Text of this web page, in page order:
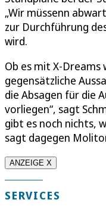
„Wir müssenn
zur Durchführung
wird.
Ob es mit X-
gegensätzliche
die Absagen für die
vorliegen“, sagt
gibt es noch nichts,
sagt dagegen
ANZEIGE X
SERVICES